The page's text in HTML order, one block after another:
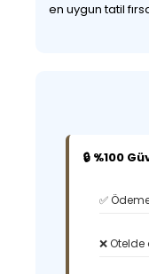
en uygun tatil
🔒 %100
✅
❌